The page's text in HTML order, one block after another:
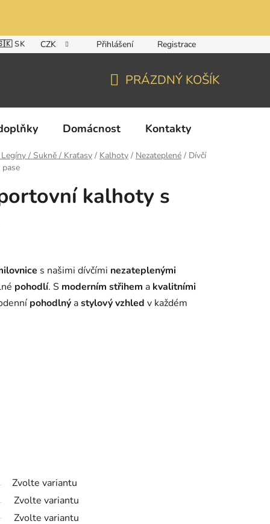
SK CZK Přihlášení Registrace
KOŠÍK
PRÁZDNÝ KOŠÍK
Domácnost Kontakty
/ Sukně / Kraťasy / Kalhoty / Nezateplené / Dívčí
kalhoty s
s našimi dívčími nezateplenými
pohodlí. S moderním střihem a kvalitními
pohodlný astylový vzhled v každém
Zvolte variantu
Zvolte variantu
Zvolte variantu